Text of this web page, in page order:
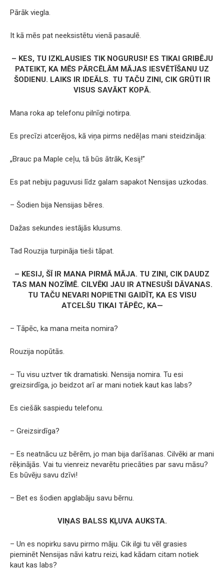
Pārāk viegla.
It kā mēs pat neeksistētu vienā pasaulē.
– KES, TU IZKLAUSIES TIK NOGURUSI! ES TIKAI GRIBĒJU
PATEIKT, KA MĒS PĀRCĒLĀM MĀJAS IESVĒTĪŠANU UZ
ŠODIENU. LAIKS IR IDEĀLS. TU TAČU ZINI, CIK GRŪTI IR
VISUS SAVĀKT KOPĀ.
Mana roka ap telefonu pilnīgi notirpa.
Es precīzi atcerējos, kā viņa pirms nedēļas mani steidzināja:
„Brauc pa Maple ceļu, tā būs ātrāk, Kesij!”
Es pat nebiju paguvusi līdz galam sapakot Nensijas uzkodas.
– Šodien bija Nensijas bēres.
Dažas sekundes iestājās klusums.
Tad Rouzija turpināja tieši tāpat.
– KESIJ, ŠĪ IR MANA PIRMĀ MĀJA. TU ZINI, CIK DAUDZ
TAS MAN NOZĪMĒ. CILVĒKI JAU IR ATNESUŠI DĀVANAS.
TU TAČU NEVARI NOPIETNI GAIDĪT, KA ES VISU
ATCELŠU TIKAI TĀPĒC, KA—
– Tāpēc, ka mana meita nomira?
Rouzija nopūtās.
– Tu visu uztver tik dramatiski. Nensija nomira. Tu esi
greizsirdīga, jo beidzot arī ar mani notiek kaut kas labs?
Es ciešāk saspiedu telefonu.
– Greizsirdīga?
– Es neatnācu uz bērēm, jo man bija darīšanas. Cilvēki ar mani
rēķinājās. Vai tu vienreiz nevarētu priecāties par savu māsu?
Es būvēju savu dzīvi!
– Bet es šodien apglabāju savu bērnu.
VIŅAS BALSS KĻUVA AUKSTA.
– Un es nopirku savu pirmo māju. Cik ilgi tu vēl grasies
pieminēt Nensijas nāvi katru reizi, kad kādam citam notiek
kaut kas labs?